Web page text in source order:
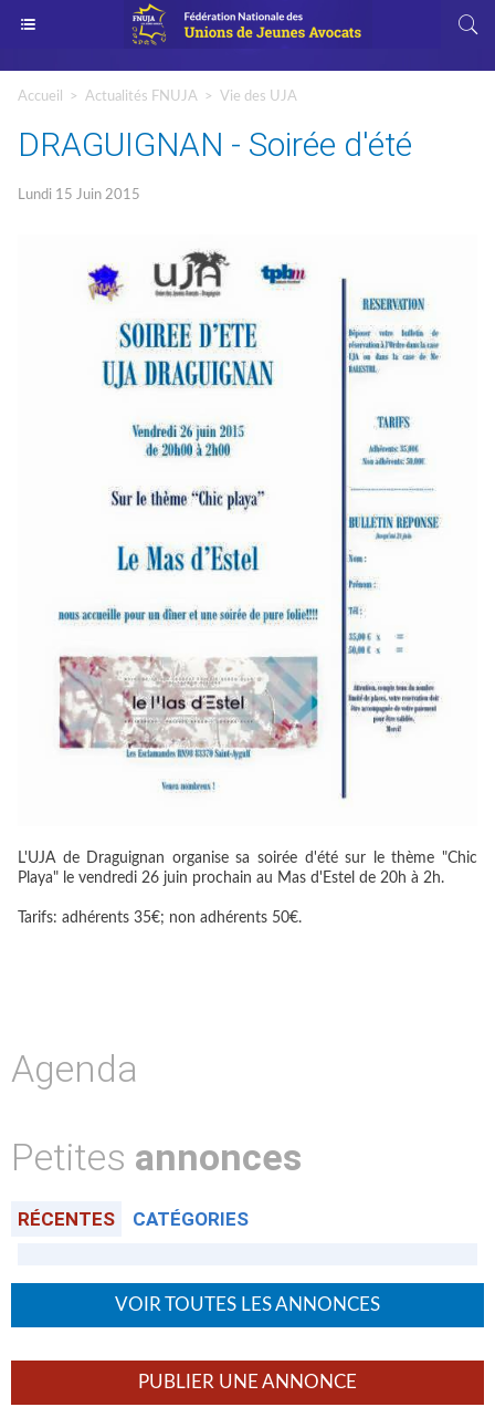
Accueil > Actualités FNUJA > Vie des UJA
DRAGUIGNAN - Soirée d'été
Lundi 15 Juin 2015
L'UJA de Draguignan organise sa soirée d'été sur le thème "Chic
Playa" le vendredi 26 juin prochain au Mas d'Estel de 20h à 2h.
Tarifs: adhérents 35€; non adhérents 50€.
Agenda
Petites annonces
RÉCENTES CATÉGORIES
VOIR TOUTES LES ANNONCES
PUBLIER UNE ANNONCE